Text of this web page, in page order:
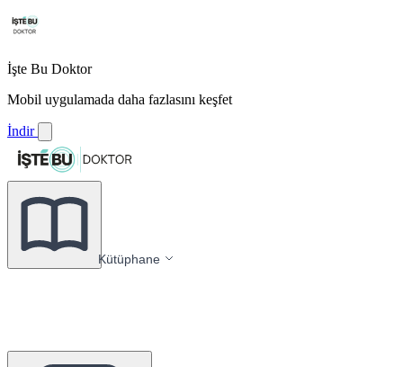
İşte Bu Doktor
Mobil uygulamada daha fazlasını keşfet
İndir
Kütüphane